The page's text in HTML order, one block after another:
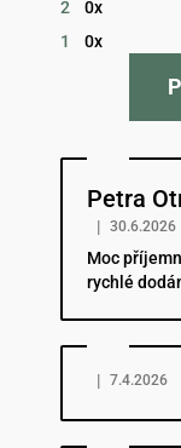
2
0x
1
0x
Petra
| 30.6.2026
Moc
rychlé
| 7.4.2026